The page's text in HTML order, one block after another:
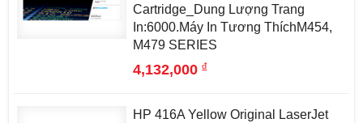
Cartridge_Dung Lượng Trang
In:6000.Máy In Tương ThíchM454,
M479 SERIES
4,132,000đ
HP 416A Yellow Original LaserJet